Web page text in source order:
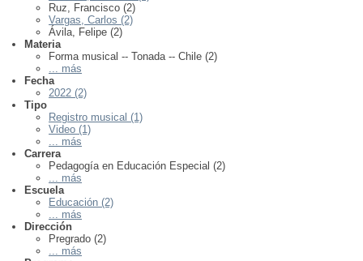
Ruz, Francisco (2)
Vargas, Carlos (2)
Ávila, Felipe (2)
Materia
Forma musical -- Tonada -- Chile (2)
... más
Fecha
2022 (2)
Tipo
Registro musical (1)
Video (1)
... más
Carrera
Pedagogía en Educación Especial (2)
... más
Escuela
Educación (2)
... más
Dirección
Pregrado (2)
... más